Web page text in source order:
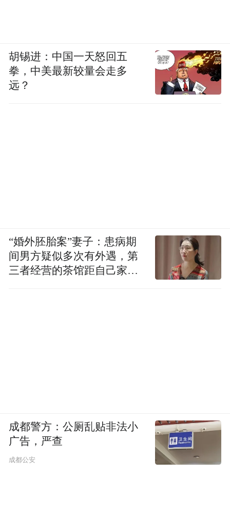
其中8期沉浸式双语主题视频，创新采用全客
群视角覆盖策略，真实呈现青年数字游民、
银发康养群体、美食爱好者、古装潮人等多
川文旅的市场热度、游客流量与品牌美誉
度，有效带动了乡村旅游与县域经济发展，
实现了品牌价值与经济效益的双丰收。同时
胡锡进：中国一天怒回五
拳，中美最新较量会走多
远？
“婚外胚胎案”妻子：患病期
间男方疑似多次有外遇，第
三者经营的茶馆距自己家步
成都警方：公厕乱贴非法小
广告，严查
成都公安